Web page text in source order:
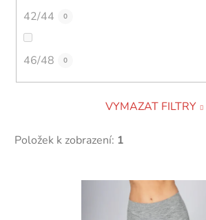
42/44 0
46/48 0
VYMAZAT FILTRY
Položek k zobrazení: 1